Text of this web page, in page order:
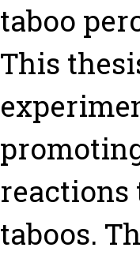
taboo
This
reactions
taboos.